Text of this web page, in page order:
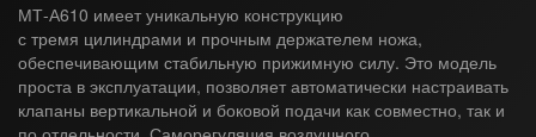
МТ-А610 имеет уникальную конструкцию
с тремя цилиндрами и прочным держателем ножа,
обеспечивающим стабильную прижимную силу. Это модель
проста в эксплуатации, позволяет автоматически настраивать
клапаны вертикальной и боковой подачи как совместно, так и